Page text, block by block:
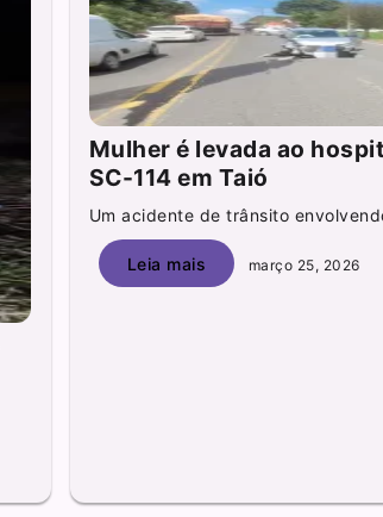
Mulher é levada ao
SC-114 em Taió
Um acidente de trânsito
Leia mais março 25, 2026